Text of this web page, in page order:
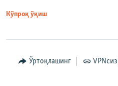
Кўпроқ ўқиш
Ўртоқлашинг